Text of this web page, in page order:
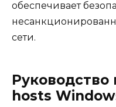
обеспечивает
сети.
hosts